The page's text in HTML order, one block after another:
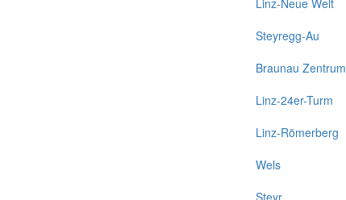
Linz-Neue Welt
Steyregg-Au
Braunau Zentrum
Linz-24er-Turm
Linz-Römerberg
Wels
Steyr